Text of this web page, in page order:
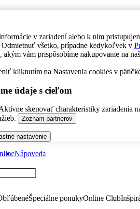
v zariadení alebo k nim
všetko, prípadne kedykoľvek v
akým vám prispôsobíme nakupovanie na
kliknutím na Nastavenia cookies v
údaje s cieľom
skenovať charakteristiky zariadenia
Zoznam partnerov
nastavenie
Nápoveda
Špeciálne ponukyOnline Club